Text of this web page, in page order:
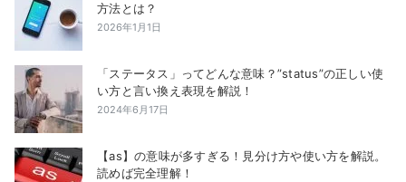
方法とは？
2026年1月1日
「ステータス」ってどんな意味？”status”の正しい使
い方と言い換え表現を解説！
2024年6月17日
【as】の意味が多すぎる！見分け方や使い方を解説。
読めば完全理解！